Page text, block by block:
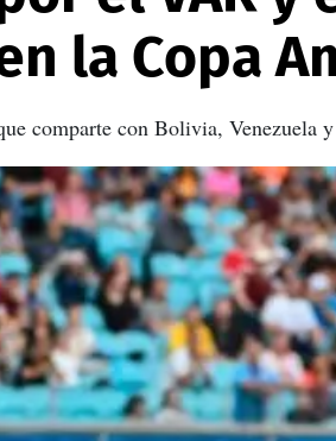
la Copa
comparte con Bolivia, Venezuela y